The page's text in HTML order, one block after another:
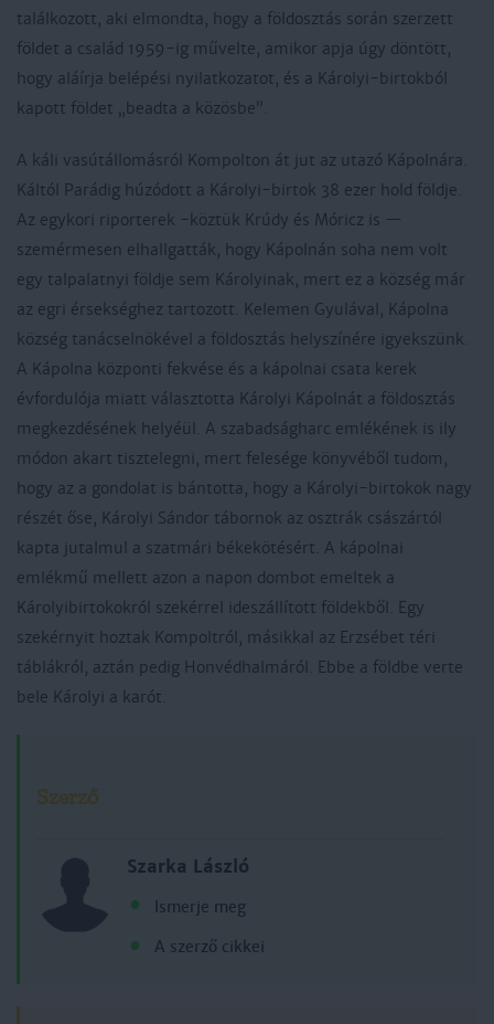
találkozott, aki elmondta, hogy a földosztás során szerzett
földet a család 1959-ig művelte, amikor apja úgy döntött,
hogy aláírja belépési nyilatkozatot, és a Károlyi-birtokból
kapott földet „beadta a közösbe”.
A káli vasútállomásról Kompolton át jut az utazó Kápolnára.
Káltól Parádig húzódott a Károlyi-birtok 38 ezer hold földje.
Az egykori riporterek -köztük Krúdy és Móricz is —
szemérmesen elhallgatták, hogy Kápolnán soha nem volt
egy talpalatnyi földje sem Károlyinak, mert ez a község már
az egri érsekséghez tartozott. Kelemen Gyulával, Kápolna
község tanácselnökével a földosztás helyszínére igyekszünk.
A Kápolna központi fekvése és a kápolnai csata kerek
évfordulója miatt választotta Károlyi Kápolnát a földosztás
megkezdésének helyéül. A szabadságharc emlékének is ily
módon akart tisztelegni, mert felesége könyvéből tudom,
hogy az a gondolat is bántotta, hogy a Károlyi-birtokok nagy
részét őse, Károlyi Sándor tábornok az osztrák császártól
kapta jutalmul a szatmári békekötésért. A kápolnai
emlékmű mellett azon a napon dombot emeltek a
Károlyibirtokokról szekérrel ideszállított földekből. Egy
szekérnyit hoztak Kompoltról, másikkal az Erzsébet téri
táblákról, aztán pedig Honvédhalmáról. Ebbe a földbe verte
bele Károlyi a karót.
Szerző
Szarka László
Ismerje meg
A szerző cikkei